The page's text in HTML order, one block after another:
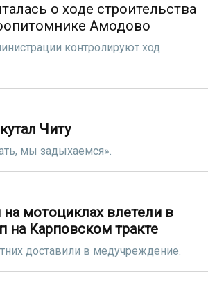
о ходе строительства
Амодово
контролируют ход
Читу
мы задыхаемся».
мотоциклах влетели в
на Карповском тракте
доставили в медучреждение.